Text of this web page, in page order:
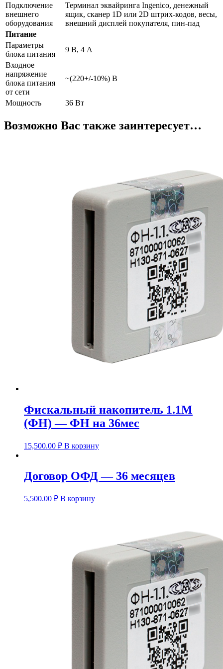
Подключение
внешнего
оборудования
Терминал эквайринга Ingenico, денежный
ящик, сканер 1D или 2D штрих-кодов, весы,
внешний дисплей покупателя, пин-пад
Питание
Параметры
блока питания
9 В, 4 А
Входное
напряжение
блока питания
от сети
~(220+/-10%) В
Мощность 36 Вт
Возможно Вас также заинтересует…
Фискальный накопитель 1.1М
(ФН) — ФН на 36мес
15,500.00 ₽ В корзину
Договор ОФД — 36 месяцев
5,500.00 ₽ В корзину